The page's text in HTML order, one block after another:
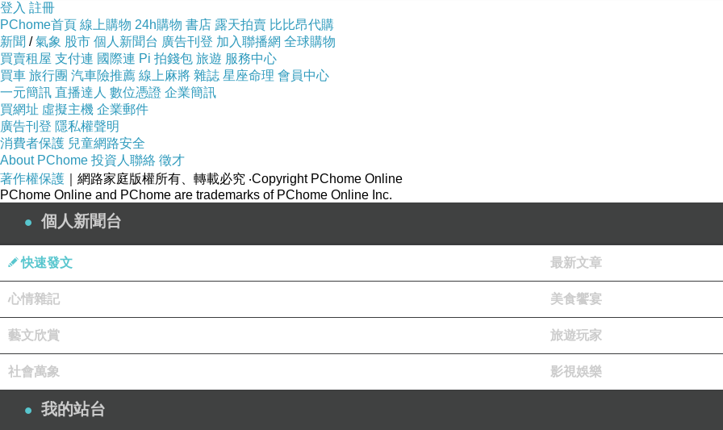
登入 註冊
PChome首頁 線上購物 24h購物 書店 露天拍賣 比比昂代購
新聞 /氣象 股市 個人新聞台 廣告刊登 加入聯播網 全球購物
買賣租屋 支付連 國際連 Pi 拍錢包 旅遊 服務中心
買車 旅行團 汽車險推薦 線上麻將 雜誌 星座命理 會員中心
一元簡訊 直播達人 數位憑證 企業簡訊
買網址 虛擬主機 企業郵件
廣告刊登 隱私權聲明
消費者保護 兒童網路安全
About PChome 投資人聯絡 徵才
著作權保護 ｜網路家庭版權所有、轉載必究 ‧Copyright PChome Online
PChome Online and PChome are trademarks of PChome Online Inc.
個人新聞台
快速發文 最新文章
心情雜記 美食饗宴
藝文欣賞 旅遊玩家
社會萬象 影視娛樂
我的站台